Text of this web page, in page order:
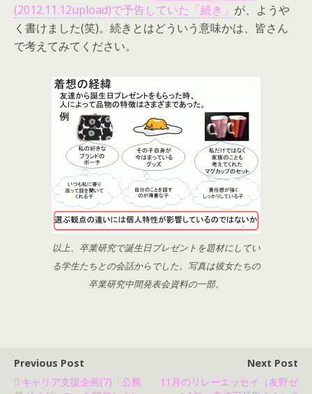
(2012.11.12upload)で予告していた「続き」 が、ようや
く書けました(笑)。続きとはどういう意味かは、皆さん
で考えてみてください。
以上、卒業研究で誕生日プレゼントを題材にしてい
る学生たちとの会話からでした。写真は彼女たちの
卒業研究中間発表会資料の一部。
Previous Post
キャリア支援企画(7)「公務
Next Post
11月のリレーエッセイ（友野ゼ